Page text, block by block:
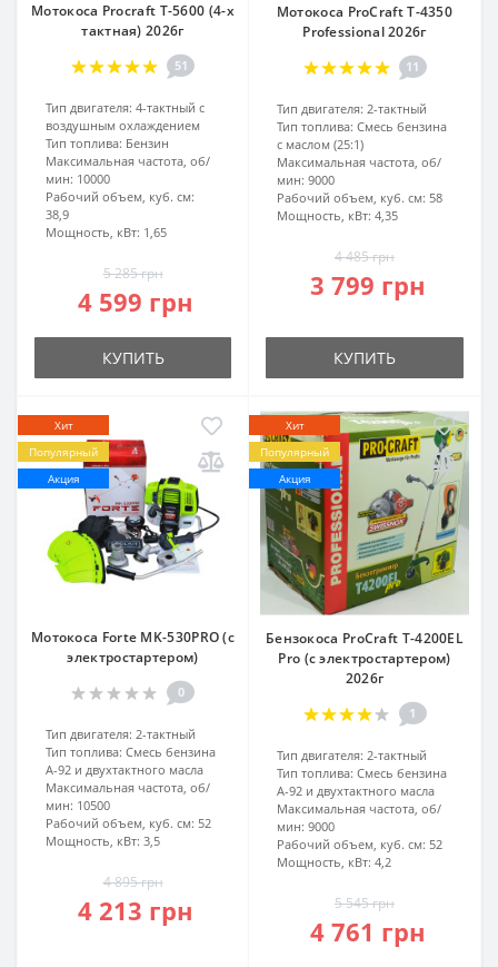
Мотокоса Procraft T-5600 (4-х
тактная) 2026г
51
Тип двигателя: 4-тактный с
воздушным охлаждением
Тип топлива: Бензин
Максимальная частота, об/
мин: 10000
Рабочий объем, куб. см:
38,9
Мощность, кВт: 1,65
5 285 грн
4 599 грн
КУПИТЬ
Мотокоса ProCraft T-4350
Professional 2026г
11
Тип двигателя: 2-тактный
Тип топлива: Смесь бензина
с маслом (25:1)
Максимальная частота, об/
мин: 9000
Рабочий объем, куб. см: 58
Мощность, кВт: 4,35
4 485 грн
3 799 грн
КУПИТЬ
Хит
Популярный
Акция
Мотокоса Forte MK-530PRO (c
электростартером)
0
Тип двигателя: 2-тактный
Тип топлива: Смесь бензина
А-92 и двухтактного масла
Максимальная частота, об/
мин: 10500
Рабочий объем, куб. см: 52
Мощность, кВт: 3,5
4 895 грн
4 213 грн
Хит
Популярный
Акция
Бензокоса ProCraft T-4200EL
Pro (c электростартером)
2026г
1
Тип двигателя: 2-тактный
Тип топлива: Смесь бензина
А-92 и двухтактного масла
Максимальная частота, об/
мин: 9000
Рабочий объем, куб. см: 52
Мощность, кВт: 4,2
5 545 грн
4 761 грн